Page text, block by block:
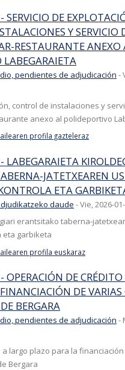
DE
Y SERVICIO
RESTAURANTE ANEXO
LABEGARAIETA
pendientes de adjudicación -
control de instalaciones y
anexo al polideportivo
profila gazteleraz
JATETXEAREN
ETA
daude -Vie, 2026-
erantsitako taberna-
eta garbiketa
profila euskaraz
DE CRÉDITO
DE VARIAS
BERGARA
pendientes de adjudicación -
largo plazo para la
Bergara